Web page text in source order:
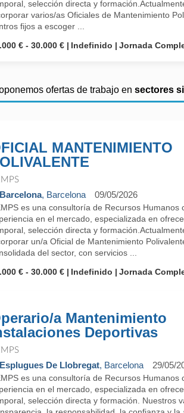
selección directa y
varios/as Oficiales de Mantenimiento
fijos a escoger ...
€ - 30.000 €
Indefinido Jornada
ofertas de trabajo en sectores
MANTENIMIENTO
Barcelona, Barcelona 09/05/2026
es una consultoría de Recursos Humanos
en el mercado, especializada en
selección directa y
un/a Oficial de Mantenimiento
del sector, con servicios ...
€ - 30.000 €
Indefinido Jornada
a Mantenimiento
Deportivas
Esplugues De Llobregat, Barcelona 29/05/
es una consultoría de Recursos Humanos
en el mercado, especializada en
selección directa y formación. Nuestros